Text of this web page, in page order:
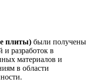
плиты) были получены
и разработок в
материалов и
в области